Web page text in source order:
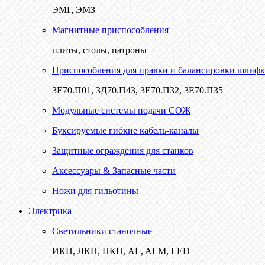
ЭМГ, ЭМЗ
Магнитные приспособления
плиты, столы, патроны
Приспособления для правки и балансировки
3Е70.П01, 3Д70.П43, 3Е70.П32, 3Е70.П35
Модульные системы подачи СОЖ
Буксируемые гибкие кабель-каналы
Защитные ограждения для станков
Аксессуары & Запасные части
Ножи для гильотины
Электрика
Светильники станочные
ИКП, ЛКП, НКП, AL, ALM, LED